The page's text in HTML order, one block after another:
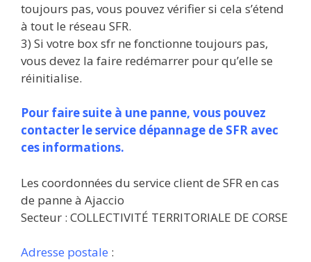
toujours pas, vous pouvez vérifier si cela s’étend
à tout le réseau SFR.
3) Si votre box sfr ne fonctionne toujours pas,
vous devez la faire redémarrer pour qu’elle se
réinitialise.
Pour faire suite à une panne, vous pouvez
contacter le service dépannage de SFR avec
ces informations.
Les coordonnées du service client de SFR en cas
de panne à Ajaccio
Secteur : COLLECTIVITÉ TERRITORIALE DE CORSE
Adresse postale :